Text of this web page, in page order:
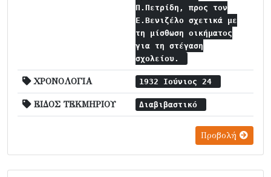
Π.Πετρίδη, προς τον
Ε.Βενιζέλο σχετικά με
τη μίσθωση οικήματος
για τη στέγαση
σχολείου.
ΧΡΟΝΟΛΟΓΙΑ 1932 Ιούνιος 24
ΕΙΔΟΣ ΤΕΚΜΗΡΙΟΥ Διαβιβαστικό
Προβολή